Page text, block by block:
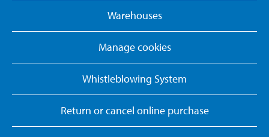
Warehouses
Manage cookies
Whistleblowing System
Return or cancel online purchase